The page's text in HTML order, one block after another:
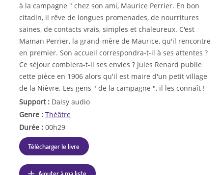
à la campagne " chez son ami, Maurice Perrier. En bon
citadin, il rêve de longues promenades, de nourritures
saines, de contacts vrais, simples et chaleureux. C'est
Maman Perrier, la grand-mère de Maurice, qu'il rencontre
en premier. Son accueil correspondra-t-il à ses attentes ?
Ce séjour comblera-t-il ses envies ? Jules Renard publie
cette pièce en 1906 alors qu'il est maire d'un petit village
de la Nièvre. Les gens " de la campagne ", il les connaît !
Support : Daisy audio
Genre : Théâtre
Durée : 00h29
Télécharger le livre
Ajouter à ma liste